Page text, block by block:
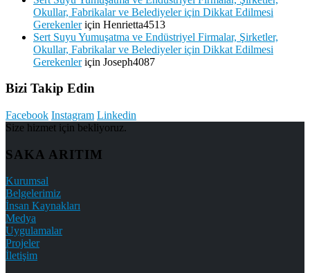
Okullar, Fabrikalar ve Belediyeler için Dikkat Edilmesi
Gerekenleriçin Henrietta4513
Sert Suyu Yumuşatma ve Endüstriyel Firmalar, Şirketler,
Okullar, Fabrikalar ve Belediyeler için Dikkat Edilmesi
Gerekenleriçin Joseph4087
Bizi Takip Edin
Facebook Instagram Linkedin
Size hizmet için bekliyoruz.
SAKA ARITIM
Kurumsal
Belgelerimiz
İnsan Kaynakları
Medya
Uygulamalar
Projeler
İletişim